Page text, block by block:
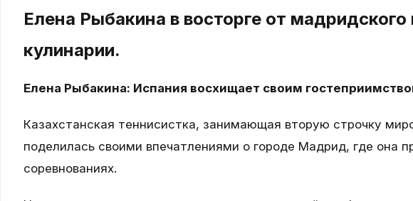
Елена Рыбакина в восторге от мадридского
кулинарии.
Елена Рыбакина: Испания восхищает своим
Казахстанская теннисистка, занимающая вторую строчку
поделилась своими впечатлениями о городе Мадрид, где она
соревнованиях.